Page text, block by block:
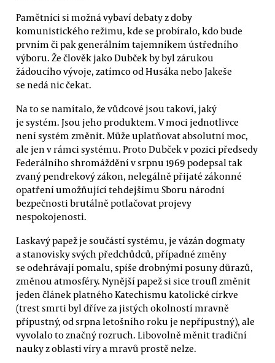
Pamětníci si možná vybaví debaty z doby
komunistického režimu, kde se probíralo, kdo bude
prvním či pak generálním tajemníkem ústředního
výboru. Že člověk jako Dubček by byl zárukou
žádoucího vývoje, zatímco od Husáka nebo Jakeše
se nedá nic čekat.
Na to se namítalo, že vůdcové jsou takoví, jaký
je systém. Jsou jeho produktem. V moci jednotlivce
není systém změnit. Může uplatňovat absolutní moc,
ale jen v rámci systému. Proto Dubček v pozici předsedy
Federálního shromáždění v srpnu 1969 podepsal tak
zvaný pendrekový zákon, nelegálně přijaté zákonné
opatření umožňující tehdejšímu Sboru národní
bezpečnosti brutálně potlačovat projevy
nespokojenosti.
Laskavý papež je součástí systému, je vázán dogmaty
a stanovisky svých předchůdců, případné změny
se odehrávají pomalu, spíše drobnými posuny důrazů,
změnou atmosféry. Nynější papež si sice troufl změnit
jeden článek platného Katechismu katolické církve
(trest smrti byl dříve za jistých okolností mravně
přípustný, od srpna letošního roku je nepřípustný), ale
vyvolalo to značný rozruch. Libovolně měnit tradiční
nauky z oblasti víry a mravů prostě nelze.